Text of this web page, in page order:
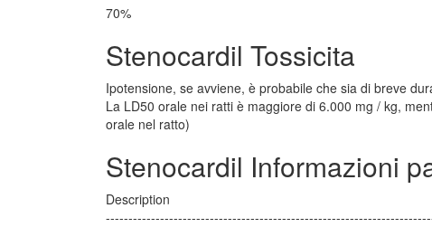
70%
Stenocardil Tossicita
Ipotensione, se avviene, è probabile che sia di breve
La LD50 orale nei ratti è maggiore di 6.000 mg / kg,
orale nel ratto)
Stenocardil Informazioni
Description